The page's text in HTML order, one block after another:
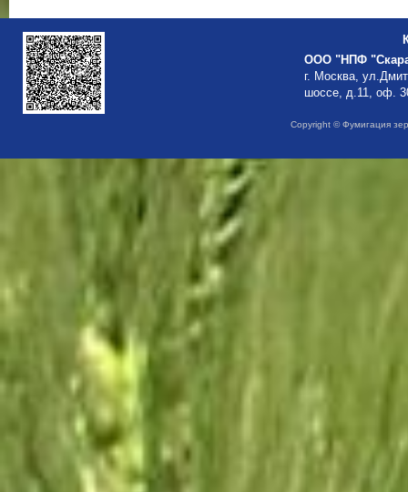
ООО "НПФ
г. Москва,
шоссе, д.11, оф.
Copyright © Фумигация